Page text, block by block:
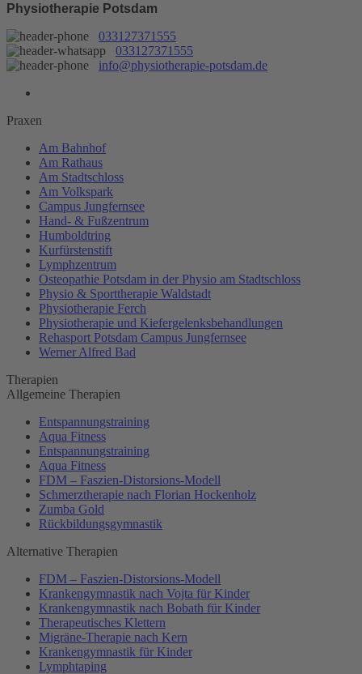
Physiotherapie Potsdam
033127371555
033127371555
info@physiotherapie-potsdam.de
Praxen
Am Bahnhof
Am Rathaus
Am Stadtschloss
Am Volkspark
Campus Jungfernsee
Hand- & Fußzentrum
Humboldtring
Kurfürstenstift
Lymphzentrum
Osteopathie Potsdam in der Physio am Stadtschloss
Physio & Sporttherapie Waldstadt
Physiotherapie Ferch
Physiotherapie und Kiefergelenksbehandlungen
Rehasport Potsdam Campus Jungfernsee
Werner Alfred Bad
Therapien
Allgemeine Therapien
Entspannungstraining
Aqua Fitness
Entspannungstraining
Aqua Fitness
FDM – Faszien-Distorsions-Modell
Schmerztherapie nach Florian Hockenholz
Zumba Gold
Rückbildungsgymnastik
Alternative Therapien
FDM – Faszien-Distorsions-Modell
Krankengymnastik nach Vojta für Kinder
Krankengymnastik nach Bobath für Kinder
Therapeutisches Klettern
Migräne-Therapie nach Kern
Krankengymnastik für Kinder
Lymphtaping